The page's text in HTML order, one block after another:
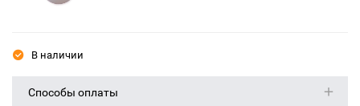
В наличии
Способы оплаты